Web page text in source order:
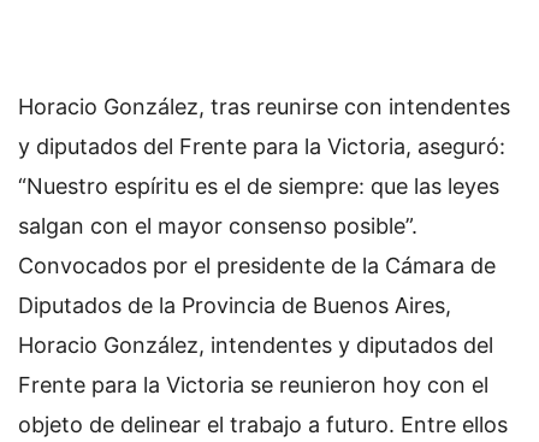
Horacio González, tras reunirse con intendentes
y diputados del Frente para la Victoria, aseguró:
“Nuestro espíritu es el de siempre: que las leyes
salgan con el mayor consenso posible”.
Convocados por el presidente de la Cámara de
Diputados de la Provincia de Buenos Aires,
Horacio González, intendentes y diputados del
Frente para la Victoria se reunieron hoy con el
objeto de delinear el trabajo a futuro. Entre ellos